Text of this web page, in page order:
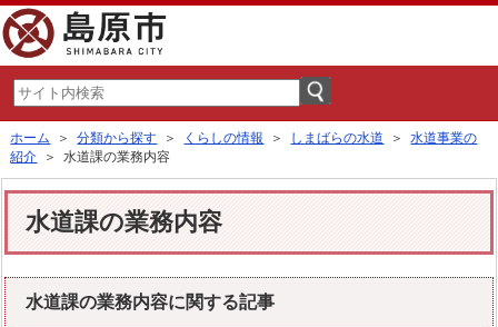
ホーム ＞分類から探す ＞ くらしの情報 ＞ しまばらの水道 ＞水道事業の
紹介 ＞ 水道課の業務内容
水道課の業務内容
水道課の業務内容に関する記事